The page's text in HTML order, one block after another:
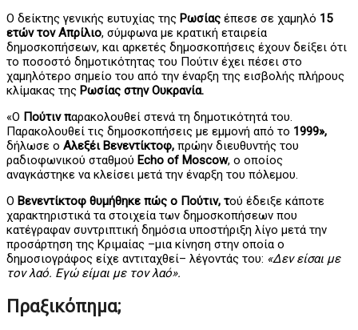
Ο δείκτης γενικής ευτυχίας της Ρωσίας έπεσε σε χαμηλό 15
ετών τον Απρίλιο, σύμφωνα με κρατική εταιρεία
δημοσκοπήσεων, και αρκετές δημοσκοπήσεις έχουν δείξει ότι
το ποσοστό δημοτικότητας του Πούτιν έχει πέσει στο
χαμηλότερο σημείο του από την έναρξη της εισβολής πλήρους
κλίμακας της Ρωσίας στην Ουκρανία.
«Ο Πούτιν παρακολουθεί στενά τη δημοτικότητά του.
Παρακολουθεί τις δημοσκοπήσεις με εμμονή από το 1999»,
δήλωσε ο Αλεξέι Βενεντίκτοφ, πρώην διευθυντής του
ραδιοφωνικού σταθμού Echo of Moscow, ο οποίος
αναγκάστηκε να κλείσει μετά την έναρξη του πόλεμου.
Ο Βενεντίκτοφ θυμήθηκε πώς ο Πούτιν, τού έδειξε κάποτε
χαρακτηριστικά τα στοιχεία των δημοσκοπήσεων που
κατέγραφαν συντριπτική δημόσια υποστήριξη λίγο μετά την
προσάρτηση της Κριμαίας –μια κίνηση στην οποία ο
δημοσιογράφος είχε αντιταχθεί– λέγοντάς του: «Δεν είσαι με
τον λαό. Εγώ είμαι με τον λαό».
Πραξικόπημα;